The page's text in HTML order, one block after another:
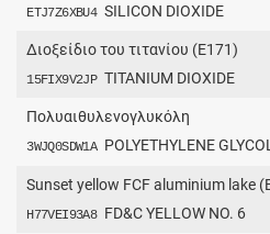
ETJ7Z6XBU4 SILICON DIOXIDE
Διοξείδιο του τιτανίου (E171)
15FIX9V2JP TITANIUM DIOXIDE
Πολυαιθυλενογλυκόλη
3WJQ0SDW1A POLYETHYLENE
Sunset yellow FCF aluminium lake
H77VEI93A8 FD&C YELLOW NO. 6